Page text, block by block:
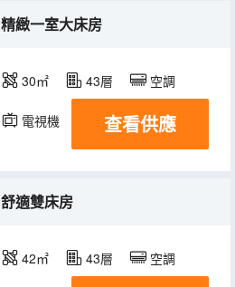
精緻一室大床房
30㎡ 43層 空調
電視機 查看供應
舒適雙床房
42㎡ 43層 空調